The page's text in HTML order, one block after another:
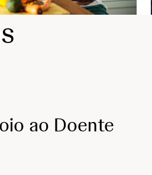
ao Doente